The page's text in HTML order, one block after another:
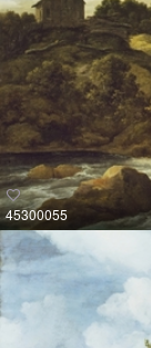
45300055